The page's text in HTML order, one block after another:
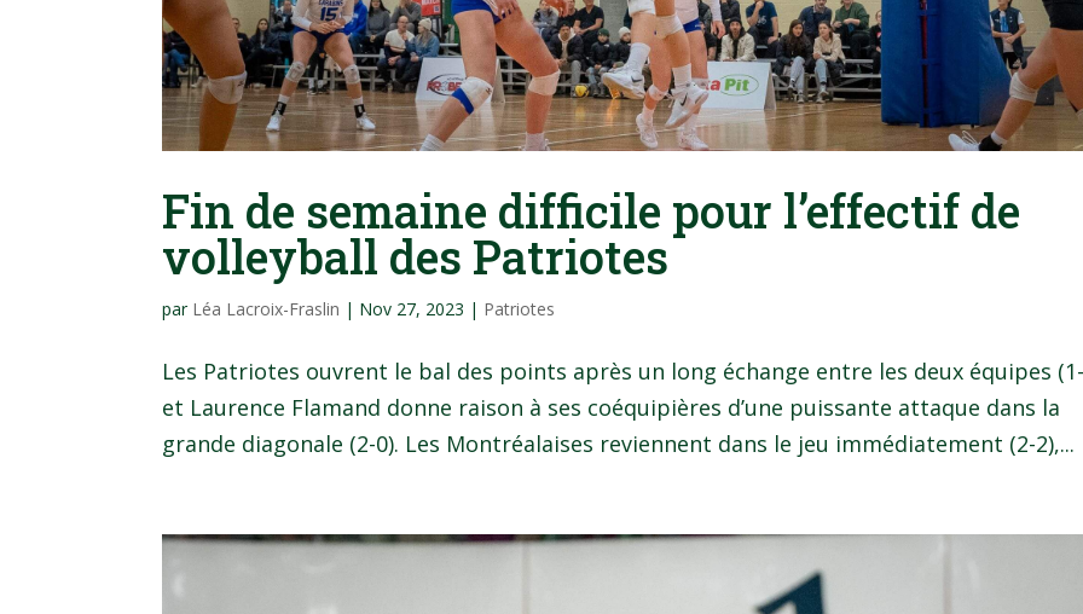
Fin de semaine difficile pour l’effectif de
volleyball des Patriotes
par Léa Lacroix-Fraslin | Nov 27, 2023 | Patriotes
Les Patriotes ouvrent le bal des points après un long échange entre les deux équipes
et Laurence Flamand donne raison à ses coéquipières d’une puissante attaque dans la
grande diagonale (2-0). Les Montréalaises reviennent dans le jeu immédiatement (2-2),...